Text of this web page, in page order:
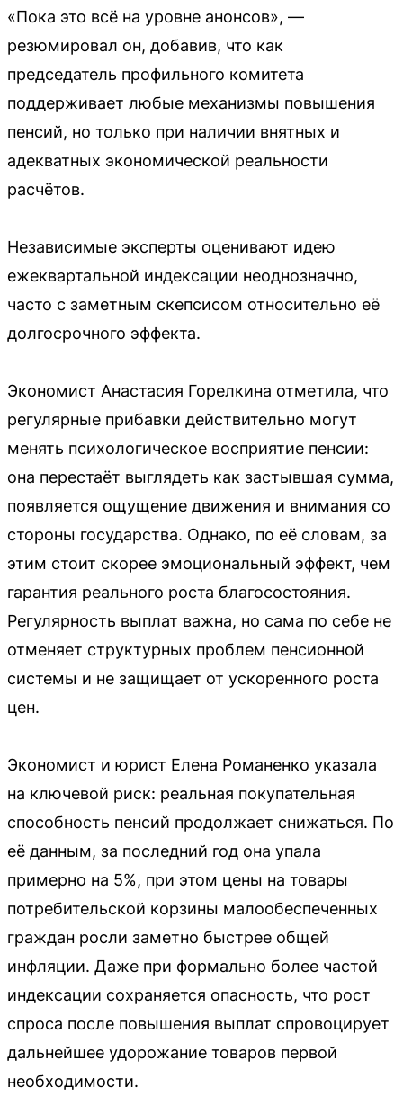
«Пока это всё на уровне анонсов», —
резюмировал он, добавив, что как
председатель профильного комитета
поддерживает любые механизмы повышения
пенсий, но только при наличии внятных и
адекватных экономической реальности
расчётов.
Независимые эксперты оценивают идею
ежеквартальной индексации неоднозначно,
часто с заметным скепсисом относительно её
долгосрочного эффекта.
Экономист Анастасия Горелкина отметила, что
регулярные прибавки действительно могут
менять психологическое восприятие пенсии:
она перестаёт выглядеть как застывшая сумма,
появляется ощущение движения и внимания со
стороны государства. Однако, по её словам, за
этим стоит скорее эмоциональный эффект, чем
гарантия реального роста благосостояния.
Регулярность выплат важна, но сама по себе не
отменяет структурных проблем пенсионной
системы и не защищает от ускоренного роста
цен.
Экономист и юрист Елена Романенко указала
на ключевой риск: реальная покупательная
способность пенсий продолжает снижаться. По
её данным, за последний год она упала
примерно на 5%, при этом цены на товары
потребительской корзины малообеспеченных
граждан росли заметно быстрее общей
инфляции. Даже при формально более частой
индексации сохраняется опасность, что рост
спроса после повышения выплат спровоцирует
дальнейшее удорожание товаров первой
необходимости.